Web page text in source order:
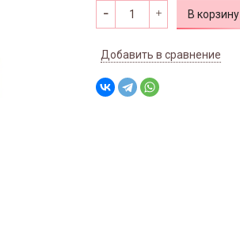
В корзину
Добавить в сравнение